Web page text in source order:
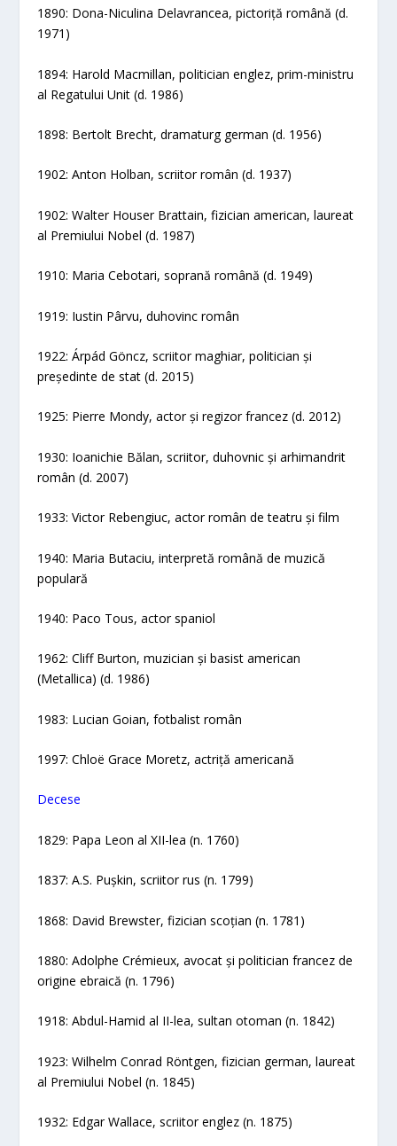
1890: Dona-Niculina Delavrancea, pictoriță română (d.
1971)
1894: Harold Macmillan, politician englez, prim-ministru
al Regatului Unit (d. 1986)
1898: Bertolt Brecht, dramaturg german (d. 1956)
1902: Anton Holban, scriitor român (d. 1937)
1902: Walter Houser Brattain, fizician american, laureat
al Premiului Nobel (d. 1987)
1910: Maria Cebotari, soprană română (d. 1949)
1919: Iustin Pârvu, duhovinc român
1922: Árpád Göncz, scriitor maghiar, politician și
președinte de stat (d. 2015)
1925: Pierre Mondy, actor și regizor francez (d. 2012)
1930: Ioanichie Bălan, scriitor, duhovnic și arhimandrit
român (d. 2007)
1933: Victor Rebengiuc, actor român de teatru și film
1940: Maria Butaciu, interpretă română de muzică
populară
1940: Paco Tous, actor spaniol
1962: Cliff Burton, muzician și basist american
(Metallica) (d. 1986)
1983: Lucian Goian, fotbalist român
1997: Chloë Grace Moretz, actriță americană
Decese
1829: Papa Leon al XII-lea (n. 1760)
1837: A.S. Pușkin, scriitor rus (n. 1799)
1868: David Brewster, fizician scoțian (n. 1781)
1880: Adolphe Crémieux, avocat și politician francez de
origine ebraică (n. 1796)
1918: Abdul-Hamid al II-lea, sultan otoman (n. 1842)
1923: Wilhelm Conrad Röntgen, fizician german, laureat
al Premiului Nobel (n. 1845)
1932: Edgar Wallace, scriitor englez (n. 1875)